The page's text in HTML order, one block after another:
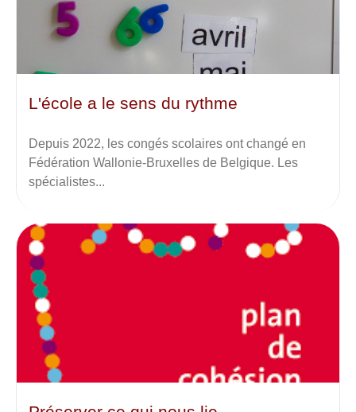
L'école a le sens du rythme
Depuis 2022, les congés scolaires ont changé en
Fédération Wallonie-Bruxelles de Belgique. Les
spécialistes...